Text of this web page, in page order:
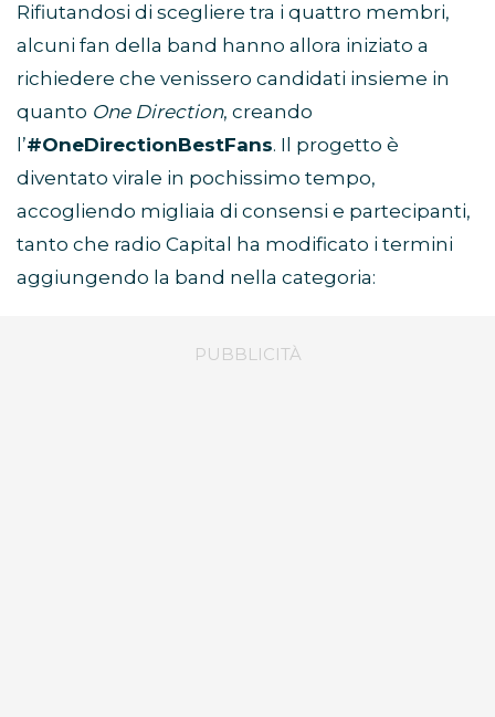
Rifiutandosi di scegliere tra i quattro membri,
alcuni fan della band hanno allora iniziato a
richiedere che venissero candidati insieme in
quanto One Direction, creando
l’#OneDirectionBestFans. Il progetto è
diventato virale in pochissimo tempo,
accogliendo migliaia di consensi e partecipanti,
tanto che radio Capital ha modificato i termini
aggiungendo la band nella categoria: